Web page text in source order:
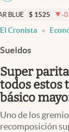
Economía y Política
Finanzas y Mercados
Mercados
Negocios
Columnistas
Apertura
1525 -0.33%
El Cronista
Sueldos
Super
todos estos
básico
Uno de los
recomposición